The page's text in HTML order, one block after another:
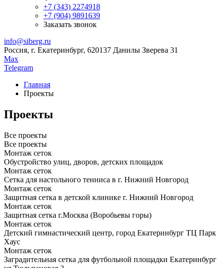
+7 (343) 2274918
+7 (904) 9891639
Заказать звонок
info@siberg.ru
Россия, г. Екатеринбург, 620137 Данилы Зверева 31
Max
Telegram
Главная
Проекты
Проекты
Все проекты
Все проекты
Монтаж сеток
Обустройство улиц, дворов, детских площадок
Монтаж сеток
Сетка для настольного тенниса в г. Нижний Новгород
Монтаж сеток
Защитная сетка в детской клинике г. Нижний Новгород
Монтаж сеток
Защитная сетка г.Москва (Воробьевы горы)
Монтаж сеток
Детский гимнастический центр, город Екатеринбург ТЦ Парк
Хаус
Монтаж сеток
Заградительная сетка для футбольной площадки Екатеринбург